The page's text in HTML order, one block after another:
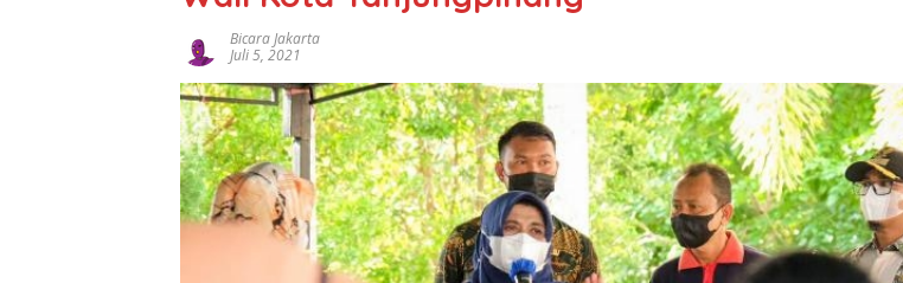
Bicara Jakarta
Juli 5, 2021